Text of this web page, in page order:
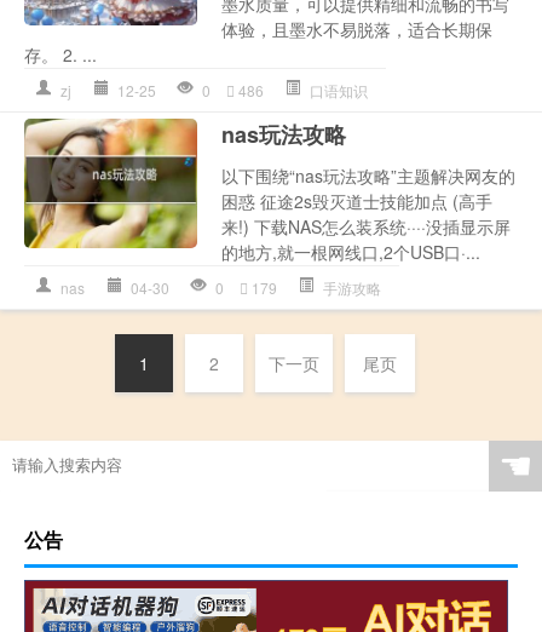
体验，且墨水不易脱落，适合长期保
存。 2. ...
zj 12-25 0 486 口语知识
nas玩法攻略
以下围绕“nas玩法攻略”主题解决网友的
困惑 征途2s毁灭道士技能加点 (高手
来!) 下载NAS怎么装系统····没插显示屏
的地方,就一根网线口,2个USB口·...
nas 04-30 0 179 手游攻略
1 2 下一页 尾页
☚
公告